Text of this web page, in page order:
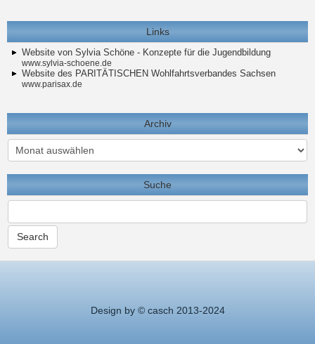
Links
Website von Sylvia Schöne - Konzepte für die Jugendbildung
www.sylvia-schoene.de
Website des PARITÄTISCHEN Wohlfahrtsverbandes Sachsen
www.parisax.de
Archiv
Archiv
Suche
Design by © casch 2013-2024